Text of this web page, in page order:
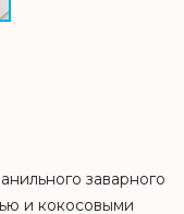
заварного
и кокосовыми